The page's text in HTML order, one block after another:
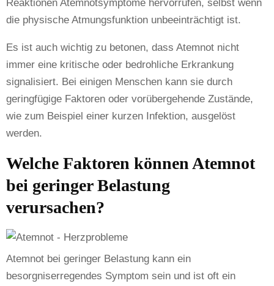
Reaktionen Atemnotsymptome hervorrufen, selbst wenn
die physische Atmungsfunktion unbeeinträchtigt ist.
Es ist auch wichtig zu betonen, dass Atemnot nicht
immer eine kritische oder bedrohliche Erkrankung
signalisiert. Bei einigen Menschen kann sie durch
geringfügige Faktoren oder vorübergehende Zustände,
wie zum Beispiel einer kurzen Infektion, ausgelöst
werden.
Welche Faktoren können Atemnot
bei geringer Belastung
verursachen?
Atemnot bei geringer Belastung kann ein
besorgniserregendes Symptom sein und ist oft ein